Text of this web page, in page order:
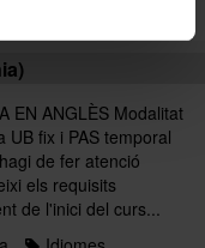
EN ANGLÈS Modalitat
UB fix i PAS temporal
de fer atenció
els requisits
de l'inici del curs...